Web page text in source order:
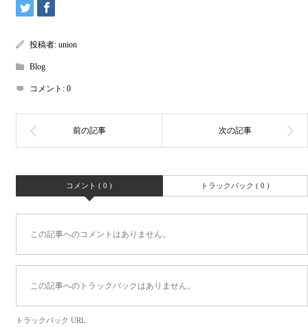
投稿者:union
Blog
コメント:0
コメント ( 0 ) トラックバック ( 0 )
この記事へのコメントはありません。
この記事へのトラックバックはありません。
トラックバック URL